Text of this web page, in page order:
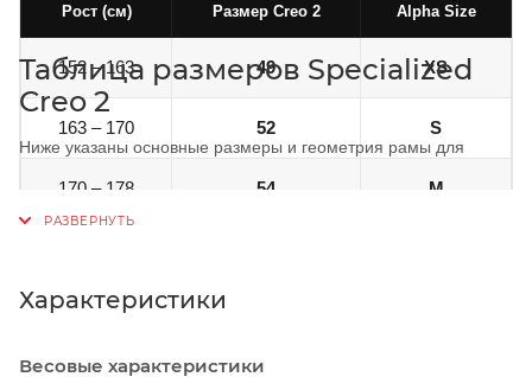
Рост (см) Размер Creo 2 Alpha Size
152 – 163 49 XS
163 – 170 52 S
170 – 178 54 M
180 – 188
188 – 205 61
Таблица размеров Specialized
Creo 2
Ниже указаны основные размеры и геометрия рамы для
Длина шатуна
Характеристики
Весовые характеристики